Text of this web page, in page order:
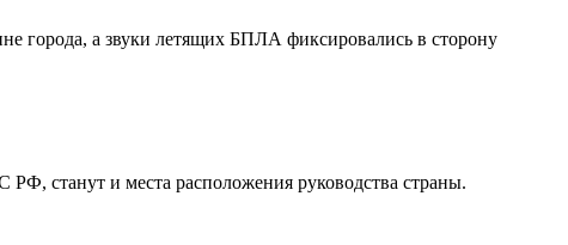
города, а звуки летящих БПЛА фиксировались в сторону
станут и места расположения руководства страны.